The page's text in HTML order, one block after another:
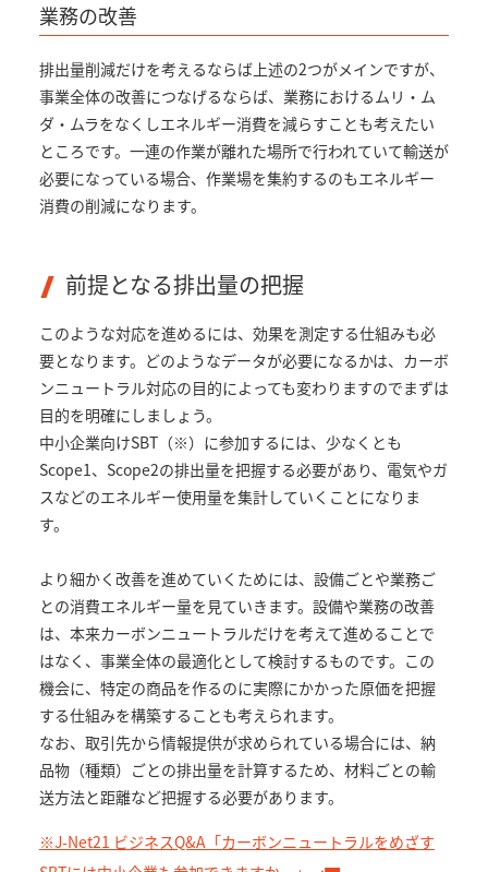
業務の改善
排出量削減だけを考えるならば上述の2つがメインですが、
事業全体の改善につなげるならば、業務におけるムリ・ム
ダ・ムラをなくしエネルギー消費を減らすことも考えたい
ところです。一連の作業が離れた場所で行われていて輸送が
必要になっている場合、作業場を集約するのもエネルギー
消費の削減になります。
前提となる排出量の把握
このような対応を進めるには、効果を測定する仕組みも必
要となります。どのようなデータが必要になるかは、カーボ
ンニュートラル対応の目的によっても変わりますのでまずは
目的を明確にしましょう。
中小企業向けSBT（※）に参加するには、少なくとも
Scope1、Scope2の排出量を把握する必要があり、電気やガ
スなどのエネルギー使用量を集計していくことになりま
す。
より細かく改善を進めていくためには、設備ごとや業務ご
との消費エネルギー量を見ていきます。設備や業務の改善
は、本来カーボンニュートラルだけを考えて進めることで
はなく、事業全体の最適化として検討するものです。この
機会に、特定の商品を作るのに実際にかかった原価を把握
する仕組みを構築することも考えられます。
なお、取引先から情報提供が求められている場合には、納
品物（種類）ごとの排出量を計算するため、材料ごとの輸
送方法と距離など把握する必要があります。
※J-Net21 ビジネスQ&A「カーボンニュートラルをめざす